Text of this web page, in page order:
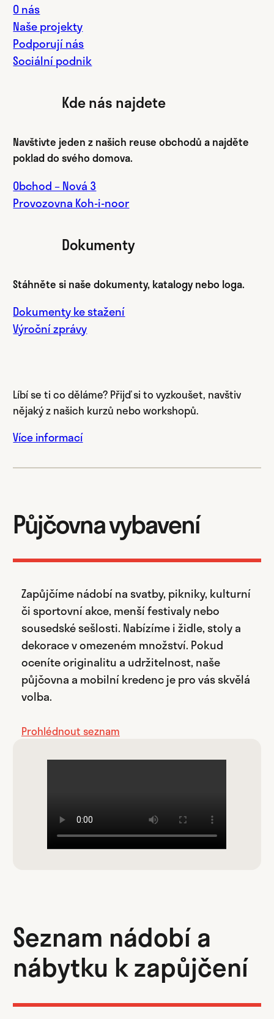
O nás
Naše projekty
Podporují nás
Sociální podnik
Kde nás najdete
Navštivte jeden z našich reuse obchodů a najděte
poklad do svého domova.
Obchod – Nová 3
Provozovna Koh-i-noor
Dokumenty
Stáhněte si naše dokumenty, katalogy nebo loga.
Dokumenty ke stažení
Výroční zprávy
Líbí se ti co děláme? Přijď si to vyzkoušet, navštiv
nějaký z našich kurzů nebo workshopů.
Více informací
Půjčovna vybavení
Zapůjčíme nádobí na svatby, pikniky, kulturní
či sportovní akce, menší festivaly nebo
sousedské sešlosti. Nabízíme i židle, stoly a
dekorace v omezeném množství. Pokud
oceníte originalitu a udržitelnost, naše
půjčovna a mobilní kredenc je pro vás skvělá
volba.
Prohlédnout seznam
Seznam nádobí a
nábytku k zapůjčení